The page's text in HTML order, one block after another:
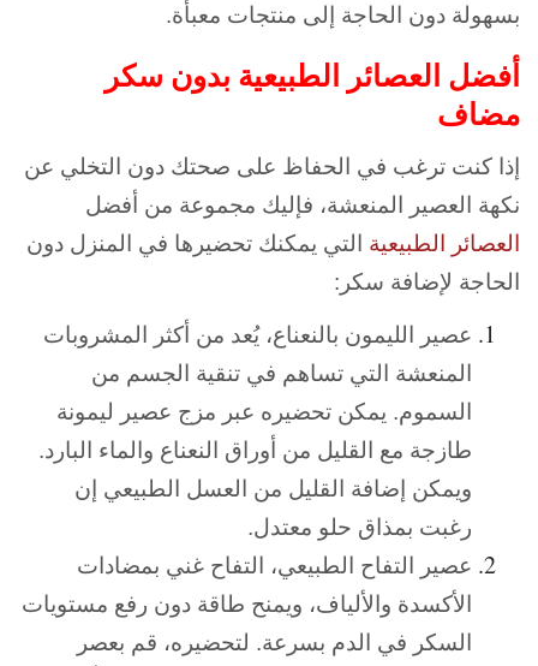
بسهولة دون الحاجة إلى منتجات معبأة.
أفضل العصائر الطبيعية بدون سكر
مضاف
إذا كنت ترغب في الحفاظ على صحتك دون التخلي عن
نكهة العصير المنعشة، فإليك مجموعة من أفضل
العصائر الطبيعية التي يمكنك تحضيرها في المنزل دون
الحاجة لإضافة سكر:
عصير الليمون بالنعناع،يُعد من أكثر المشروبات
المنعشة التي تساهم في تنقية الجسم من
السموم. يمكن تحضيره عبر مزج عصير ليمونة
طازجة مع القليل من أوراق النعناع والماء البارد.
ويمكن إضافة القليل من العسل الطبيعي إن
رغبت بمذاق حلو معتدل.
عصير التفاح الطبيعي،
التفاح غني بمضادات
الأكسدة والألياف، ويمنح طاقة دون رفع مستويات
السكر في الدم بسرعة. لتحضيره، قم بعصر